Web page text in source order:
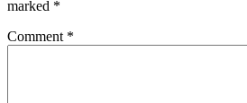
marked *
Comment *